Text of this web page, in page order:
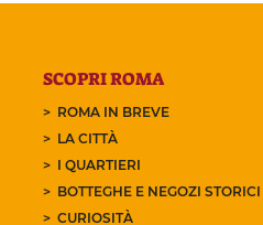
SCOPRI ROMA
ROMA IN BREVE
LA CITTÀ
I QUARTIERI
BOTTEGHE E NEGOZI STORICI
CURIOSITÀ